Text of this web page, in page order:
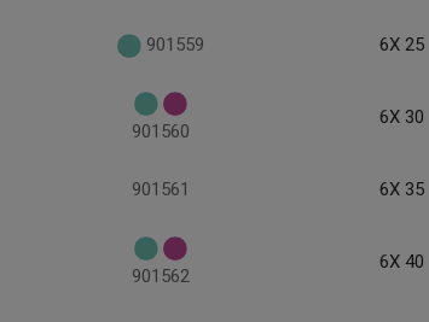
901559 6X 25
901560
6X 30
901561 6X 35
901562
6X 40